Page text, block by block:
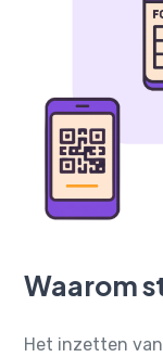
Waarom
Het inzetten